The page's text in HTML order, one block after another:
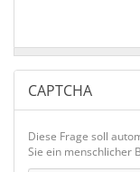
CAPTCHA
Diese Frage soll
Sie ein menschlicher